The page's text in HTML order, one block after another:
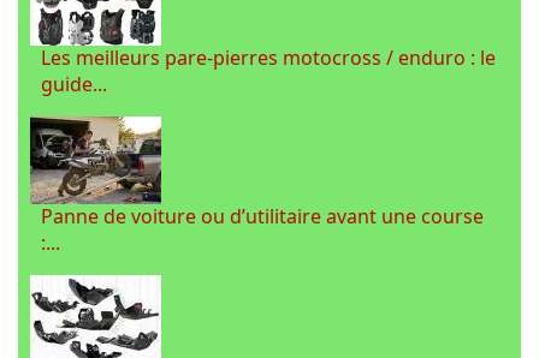
Les meilleurs pare-pierres motocross / enduro : le
guide...
Panne de voiture ou d’utilitaire avant une course
:...